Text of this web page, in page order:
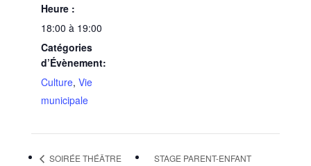
Heure :
18:00 à 19:00
Catégories
d’Évènement:
Culture, Vie
municipale
SOIRÉE THÉÂTRE
STAGE PARENT-ENFANT